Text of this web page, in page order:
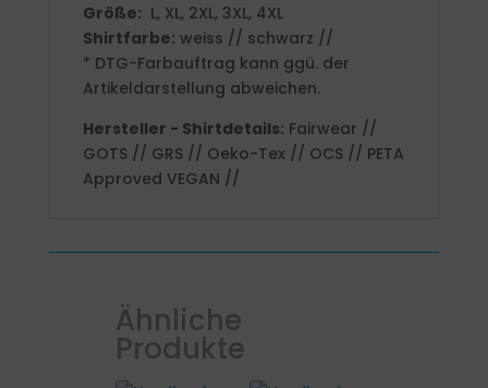
Größe: L, XL, 2XL, 3XL, 4XL
Shirtfarbe: weiss // schwarz //
* DTG-Farbauftrag kann ggü. der
Artikeldarstellung abweichen.
Hersteller - Shirtdetails: Fairwear //
GOTS // GRS // Oeko-Tex // OCS // PETA
Approved VEGAN //
Ähnliche
Produkte